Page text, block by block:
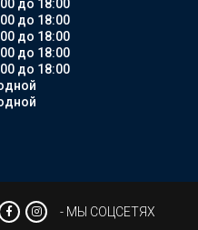
до 18:00
до 18:00
до 18:00
до 18:00
до 18:00
- МЫ СОЦСЕТЯХ